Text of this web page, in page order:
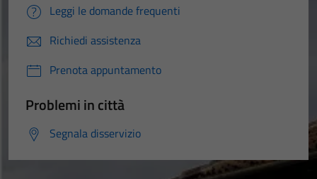
Leggi le domande frequenti
Richiedi assistenza
Prenota appuntamento
Problemi in città
Segnala disservizio